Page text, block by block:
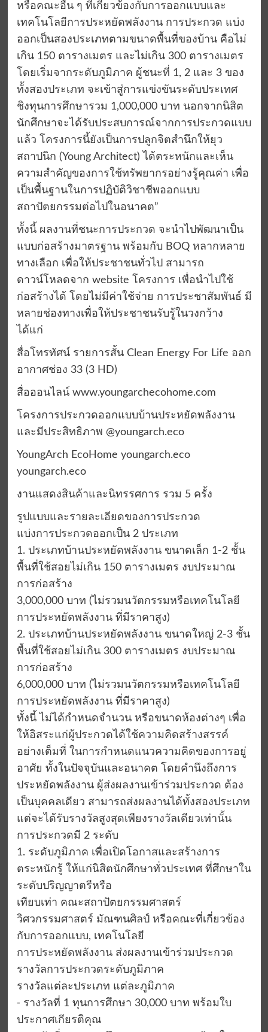
หรือคณะอื่น ๆ ที่เกี่ยวข้องกับการออกแบบและ
เทคโนโลยีการประหยัดพลังงาน การประกวด แบ่ง
ออกเป็นสองประเภทตามขนาดพื้นที่ของบ้าน คือไม่
เกิน 150 ตารางเมตร และไม่เกิน 300 ตารางเมตร
โดยเริ่มจากระดับภูมิภาค ผู้ชนะที่ 1, 2 และ 3 ของ
ทั้งสองประเภท จะเข้าสู่การแข่งขันระดับประเทศ
ชิงทุนการศึกษารวม 1,000,000 บาท นอกจากนิสิต
นักศึกษาจะได้รับประสบการณ์จากการประกวดแบบ
แล้ว โครงการนี้ยังเป็นการปลูกจิตสำนึกให้ยุว
สถาปนิก (Young Architect) ได้ตระหนักและเห็น
ความสำคัญของการใช้ทรัพยากรอย่างรู้คุณค่า เพื่อ
เป็นพื้นฐานในการปฏิบัติวิชาชีพออกแบบ
สถาปัตยกรรมต่อไปในอนาคต”
ทั้งนี้ ผลงานที่ชนะการประกวด จะนำไปพัฒนาเป็น
แบบก่อสร้างมาตรฐาน พร้อมกับ BOQ หลากหลาย
ทางเลือก เพื่อให้ประชาชนทั่วไป สามารถ
ดาวน์โหลดจาก website โครงการ เพื่อนำไปใช้
ก่อสร้างได้ โดยไม่มีค่าใช้จ่าย การประชาสัมพันธ์ มี
หลายช่องทางเพื่อให้ประชาชนรับรู้ในวงกว้าง
ได้แก่
สื่อโทรทัศน์ รายการสั้น Clean Energy For Life ออก
อากาศช่อง 33 (3 HD)
สื่อออนไลน์ www.youngarchecohome.com
โครงการประกวดออกแบบบ้านประหยัดพลังงาน
และมีประสิทธิภาพ @youngarch.eco
YoungArch EcoHome youngarch.eco
youngarch.eco
งานแสดงสินค้าและนิทรรศการ รวม 5 ครั้ง
รูปแบบและรายละเอียดของการประกวด
แบ่งการประกวดออกเป็น 2 ประเภท
1. ประเภทบ้านประหยัดพลังงาน ขนาดเล็ก 1-2 ชั้น
พื้นที่ใช้สอยไม่เกิน 150 ตารางเมตร งบประมาณ
การก่อสร้าง
3,000,000 บาท (ไม่รวมนวัตกรรมหรือเทคโนโลยี
การประหยัดพลังงาน ที่มีราคาสูง)
2. ประเภทบ้านประหยัดพลังงาน ขนาดใหญ่ 2-3 ชั้น
พื้นที่ใช้สอยไม่เกิน 300 ตารางเมตร งบประมาณ
การก่อสร้าง
6,000,000 บาท (ไม่รวมนวัตกรรมหรือเทคโนโลยี
การประหยัดพลังงาน ที่มีราคาสูง)
ทั้งนี้ ไม่ได้กำหนดจำนวน หรือขนาดห้องต่างๆ เพื่อ
ให้อิสระแก่ผู้ประกวดได้ใช้ความคิดสร้างสรรค์
อย่างเต็มที่ ในการกำหนดแนวความคิดของการอยู่
อาศัย ทั้งในปัจจุบันและอนาคต โดยคำนึงถึงการ
ประหยัดพลังงาน ผู้ส่งผลงานเข้าร่วมประกวด ต้อง
เป็นบุคคลเดียว สามารถส่งผลงานได้ทั้งสองประเภท
แต่จะได้รับรางวัลสูงสุดเพียงรางวัลเดียวเท่านั้น
การประกวดมี 2 ระดับ
1. ระดับภูมิภาค เพื่อเปิดโอกาสและสร้างการ
ตระหนักรู้ ให้แก่นิสิตนักศึกษาทั่วประเทศ ที่ศึกษาใน
ระดับปริญญาตรีหรือ
เทียบเท่า คณะสถาปัตยกรรมศาสตร์
วิศวกรรมศาสตร์ มัณฑนศิลป์ หรือคณะที่เกี่ยวข้อง
กับการออกแบบ, เทคโนโลยี
การประหยัดพลังงาน ส่งผลงานเข้าร่วมประกวด
รางวัลการประกวดระดับภูมิภาค
รางวัลแต่ละประเภท แต่ละภูมิภาค
⁃ รางวัลที่ 1 ทุนการศึกษา 30,000 บาท พร้อมใบ
ประกาศเกียรติคุณ